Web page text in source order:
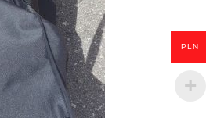
PLN